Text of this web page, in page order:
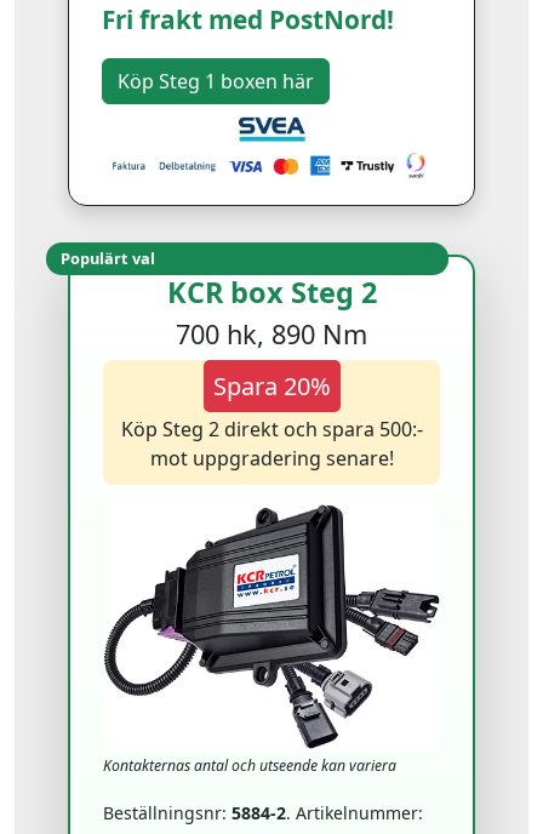
Fri frakt med PostNord!
Populärt val
KCR box Steg 2
700 hk, 890 Nm
Spara 20%
Köp Steg 2 direkt och spara 500:-
mot uppgradering senare!
Kontakternas antal och utseende kan variera
Beställningsnr: 5884-2. Artikelnummer: